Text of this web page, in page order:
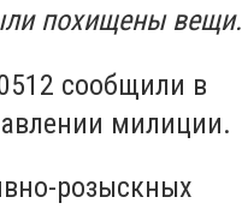
похищены вещи.
сообщили в
милиции.
розыскных